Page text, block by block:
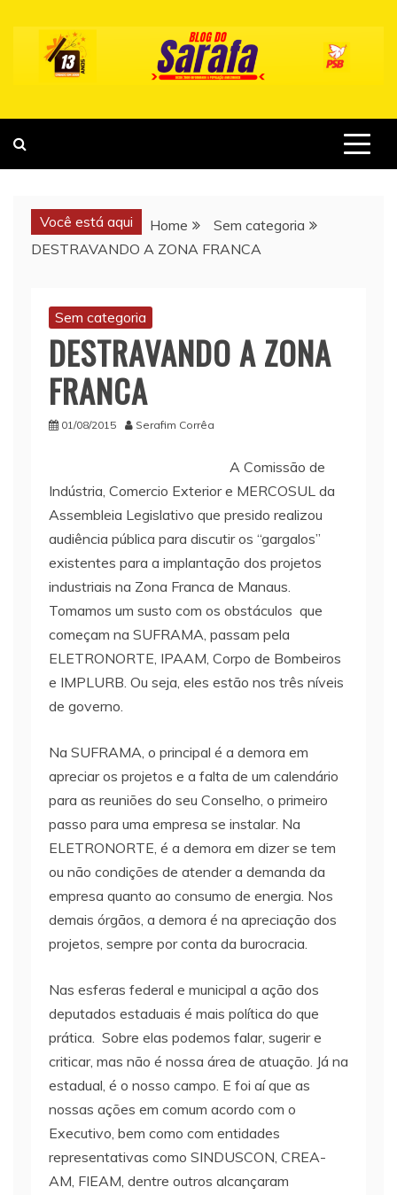
content
Você está aqui Home
Sem categoria
DESTRAVANDO A ZONA FRANCA
Sem categoria
DESTRAVANDO A ZONA
FRANCA
01/08/2015 Serafim Corrêa
A Comissão de
Indústria, Comercio Exterior e MERCOSUL da
Assembleia Legislativo que presido realizou
audiência pública para discutir os “gargalos”
existentes para a implantação dos projetos
industriais na Zona Franca de Manaus.
Tomamos um susto com os obstáculos que
começam na SUFRAMA, passam pela
ELETRONORTE, IPAAM, Corpo de Bombeiros
e IMPLURB. Ou seja, eles estão nos três níveis
de governo.
Na SUFRAMA, o principal é a demora em
apreciar os projetos e a falta de um calendário
para as reuniões do seu Conselho, o primeiro
passo para uma empresa se instalar. Na
ELETRONORTE, é a demora em dizer se tem
ou não condições de atender a demanda da
empresa quanto ao consumo de energia. Nos
demais órgãos, a demora é na apreciação dos
projetos, sempre por conta da burocracia.
Nas esferas federal e municipal a ação dos
deputados estaduais é mais política do que
prática. Sobre elas podemos falar, sugerir e
criticar, mas não é nossa área de atuação. Já na
estadual, é o nosso campo. E foi aí que as
nossas ações em comum acordo com o
Executivo, bem como com entidades
representativas como SINDUSCON, CREA-
AM, FIEAM, dentre outros alcançaram